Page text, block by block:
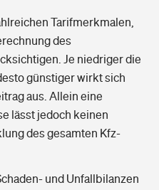
Tarifmerkmalen,
des
Je niedriger die
günstiger wirkt sich
aus. Allein eine
lässt jedoch keinen
des gesamten Kfz-
und Unfallbilanzen